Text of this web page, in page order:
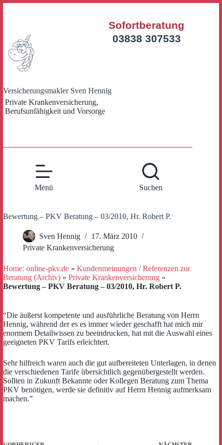
Versicherungsmakler Sven Hennig
Private Krankenversicherung,
Berufsunfähigkeit und Vorsorge
Sofortberatung
03838 307533
Menü Suchen
Bewertung – PKV Beratung – 03/2010, Hr. Robert P.
Sven Hennig
17. März 2010
Private Krankenversicherung
Home: online-pkv.de » Kundenmeinungen / Referenzen zur
Beratung (Archiv) » Private Krankenversicherung »
Bewertung – PKV Beratung – 03/2010, Hr. Robert P.
“Die äußerst kompetente und ausführliche Beratung von Herrn
Hennig, während der es es immer wieder geschafft hat mich mir
enormem Detailwissen zu beeindrucken, hat mit die Auswahl eines
geeigneten PKV Tarifs erleichtert.
Sehr hilfreich waren auch die gut aufbereiteten Unterlagen, in denen
die verschiedenen Tarife übersichtlich gegenübergestellt werden.
Sollten in Zukunft Bekannte oder Kollegen Beratung zum Thema
PKV benötigen, werde sie definitiv auf Herrn Hennig aufmerksam
machen.”